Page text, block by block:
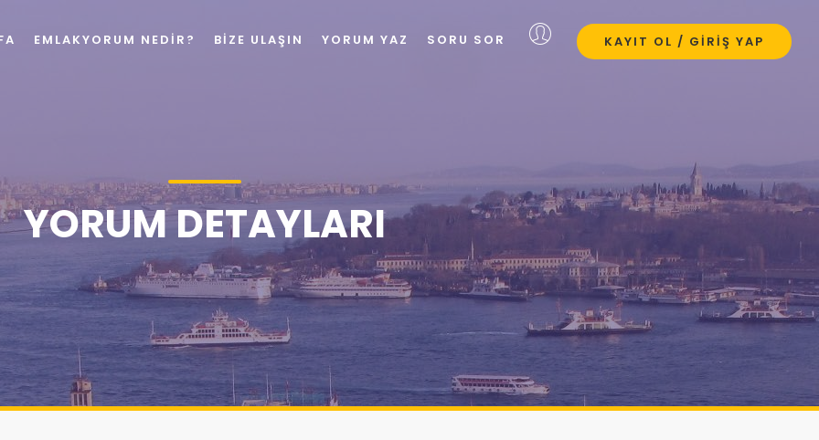
YORUM DETAYLARI
KAYIT OL / GIRIŞ YAP
EMLAKYORUM NEDIR? BIZE ULAŞIN YORUM YAZ SORU SOR